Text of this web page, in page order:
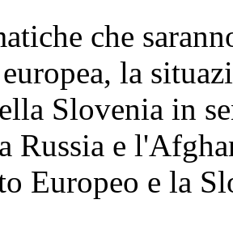
che
la
Slovenia in
Russia e
Europeo e la